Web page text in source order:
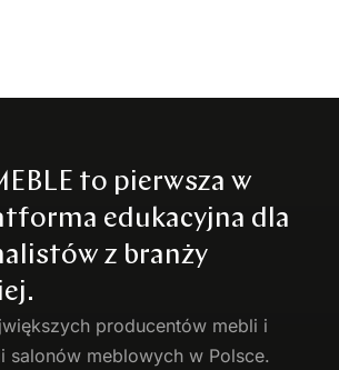
to pierwsza w
edukacyjna dla
z branży
producentów mebli i
salonów meblowych w Polsce.